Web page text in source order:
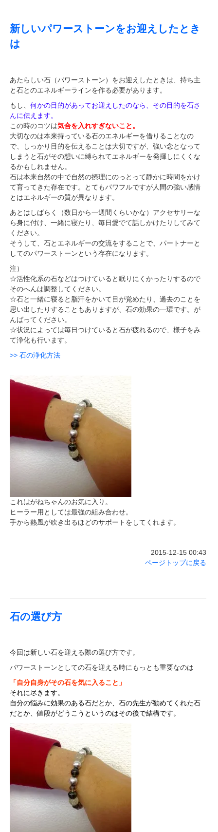
新しいパワーストーンをお迎えしたとき
は
あたらしい石（パワーストーン）をお迎えしたときは、持ち主
と石とのエネルギーラインを作る必要があります。
もし、 何かの目的があってお迎えしたのなら、その目的を石さ
んに伝えます。
この時のコツは気合を入れすぎないこと。
大切なのは本来持っている石のエネルギーを借りることなの
で、しっかり目的を伝えることは大切ですが、強い念となって
しまうと石がその想いに縛られてエネルギーを発揮しにくくな
るかもしれません。
石は本来自然の中で自然の摂理にのっとって静かに時間をかけ
て育ってきた存在です。とてもパワフルですが人間の強い感情
とはエネルギーの質が異なります。
あとはしばらく（数日から一週間くらいかな）アクセサリーな
ら身に付け、一緒に寝たり、毎日愛でて話しかけたりしてみて
ください。
そうして、石とエネルギーの交流をすることで、パートナーと
してのパワーストーンという存在になります。
注）
☆活性化系の石などはつけていると眠りにくかったりするので
そのへんは調整してください。
☆石と一緒に寝ると脂汗をかいて目が覚めたり、過去のことを
思い出したりすることもありますが、石の効果の一環です。が
んばってください。
☆状況によっては毎日つけていると石が疲れるので、様子をみ
て浄化も行います。
>> 石の浄化方法
これはがねちゃんのお気に入り。
ヒーラー用としては最強の組み合わせ。
手から熱風が吹き出るほどのサポートをしてくれます。
2015-12-15 00:43
ページトップに戻る
石の選び方
今回は新しい石を迎える際の選び方です。
パワーストーンとしての石を迎える時にもっとも重要なのは
「自分自身がその石を気に入ること」
それに尽きます。
自分の悩みに効果のある石だとか、石の先生が勧めてくれた石
だとか、値段がどうこうというのはその後で結構です。